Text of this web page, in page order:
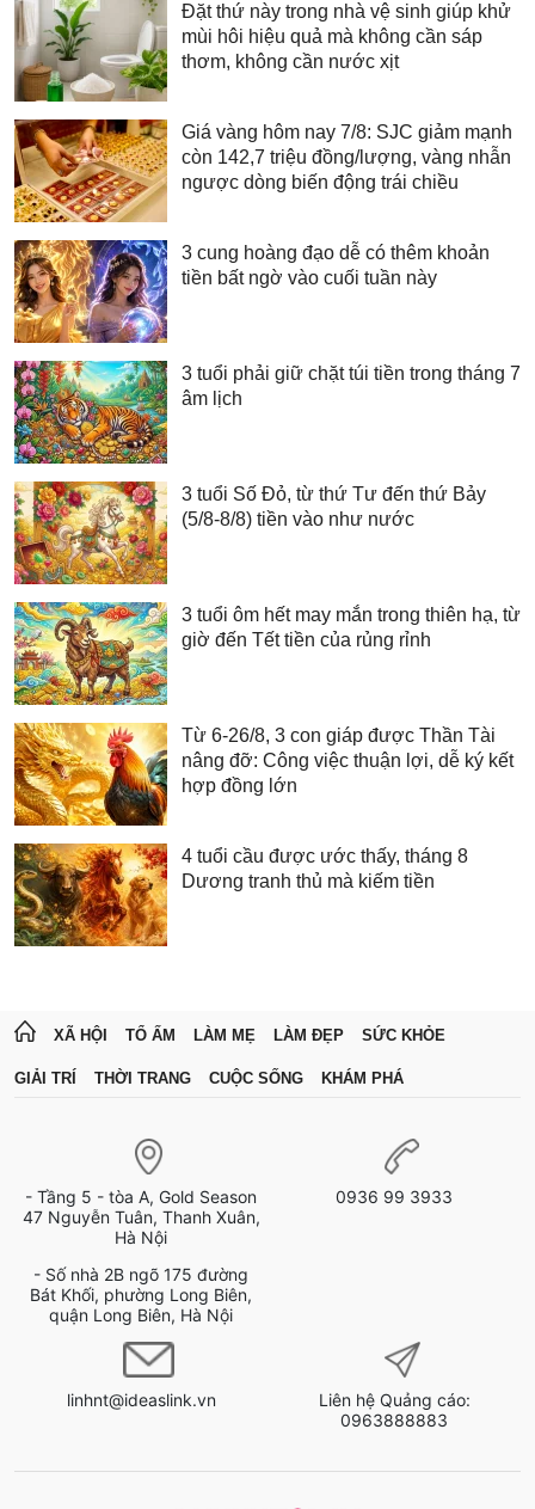
Đặt thứ này trong nhà vệ sinh giúp khử
mùi hôi hiệu quả mà không cần sáp
thơm, không cần nước xịt
Giá vàng hôm nay 7/8: SJC giảm mạnh
còn 142,7 triệu đồng/lượng, vàng nhẫn
ngược dòng biến động trái chiều
3 cung hoàng đạo dễ có thêm khoản
tiền bất ngờ vào cuối tuần này
3 tuổi phải giữ chặt túi tiền trong tháng 7
âm lịch
3 tuổi Số Đỏ, từ thứ Tư đến thứ Bảy
(5/8-8/8) tiền vào như nước
3 tuổi ôm hết may mắn trong thiên hạ, từ
giờ đến Tết tiền của rủng rỉnh
Từ 6-26/8, 3 con giáp được Thần Tài
nâng đỡ: Công việc thuận lợi, dễ ký kết
hợp đồng lớn
4 tuổi cầu được ước thấy, tháng 8
Dương tranh thủ mà kiếm tiền
XÃ HỘI TỔ ẤM LÀM MẸ LÀM ĐẸP SỨC KHỎE
GIẢI TRÍ THỜI TRANG CUỘC SỐNG KHÁM PHÁ
- Tầng 5 - tòa A, Gold Season
47 Nguyễn Tuân, Thanh Xuân,
Hà Nội
- Số nhà 2B ngõ 175 đường
Bát Khối, phường Long Biên,
quận Long Biên, Hà Nội
0936 99 3933
linhnt@ideaslink.vn
Liên hệ Quảng cáo:
0963888883